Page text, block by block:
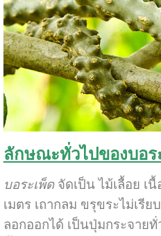
ลักษณะทั่วไปของบอร
บอระเพ็ด จัดเป็น ไม้เลื้อย เ
เมตร เถากลม ขรุขระไม่เรีย
ลอกออกได้ เป็นปุ่มกระจาย